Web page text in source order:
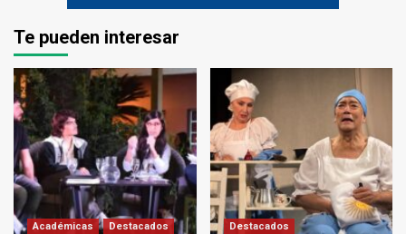
Te pueden interesar
Académicas
Destacados
Destacados